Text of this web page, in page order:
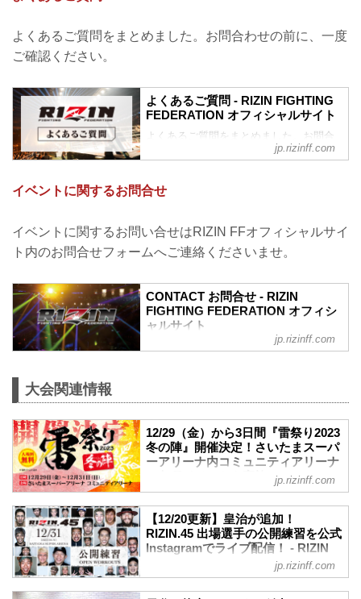
Sunday, Nov 26th, 10:00am to Friday,
よくあるご質問をまとめました。お問合わせの前に、一度
ご確認ください。
よくあるご質問 - RIZIN FIGHTING
FEDERATION オフィシャルサイト
よくあるご質問をまとめました。お問合
わせの前に、一度ご確認下さい。
Q.1 より良い席で観戦したいのですが、
どの先行でチケットを買うと一番良い席
A. より良い席のご案内は、以下の順番と
なります。
①ファンクラブ先行（超強者）
CLUB先行
③先行販売（オフィシャルサイト先行・
プレイガイド先行・番組・チラシ等 順不
④各プレイガイドの一般発売
jp.rizinff.com
イベントに関するお問合せ
イベントに関するお問い合せはRIZIN FFオフィシャルサイ
ト内のお問合せフォームへご連絡くださいませ。
CONTACT お問合せ - RIZIN
FIGHTING FEDERATION オフィシ
ャルサイト
jp.rizinff.com
大会関連情報
12/29（金）から3日間『雷祭り2023
冬の陣』開催決定！さいたまスーパ
ーアリーナ内コミュニティアリーナ
で各種イベントを実施！ - RIZIN
FIGHTING FEDERATION オフィシ
ャルサイト
12月29日（金）から12月31日（日）の3
日間に渡り、さいたまスーパーアリーナ
内コミュニティアリーナにてイベント盛
りだくさんの『雷祭り2023 冬の陣』を開
jp.rizinff.com
【12/20更新】皇治が追加！
RIZIN.45 出場選手の公開練習を公式
Instagramでライブ配信！ - RIZIN
FIGHTING FEDERATION オフィシ
ャルサイト
jp.rizinff.com